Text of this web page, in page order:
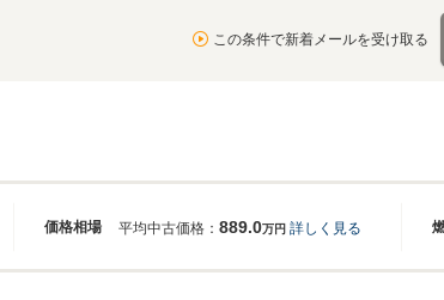
この条件で新着メールを受け取る
価格相場 平均中古価格： 889.0万円 詳しく見る